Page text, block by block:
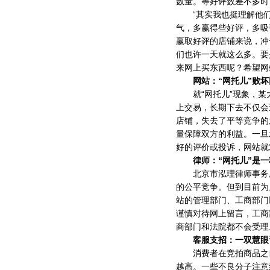
“其实我也挺理解他们
气，多赢得些好评，多
赢取好评的店铺来说，
们也许一天就这么多。
来网上买东西呢？希望
网站：“网托儿”败坏
就“网托儿”现象，某
上交易，长期下去不仅
店铺，失去了平等竞争
量保障双方的利益。一
好的评价或投诉，网站
律师：“网托儿”是一
北京市泓理律师事务
的公平竞争。但到目前
站的管理部门、工商部
谨慎对待网上留言，工
商部门和法院都不会受
客服支招：一双慧眼
消费者在竞拍商品之
越高。一些不良分子注